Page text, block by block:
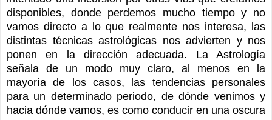
disponibles, donde perdemos mucho tiempo y no
vamos directo a lo que realmente nos interesa, las
distintas técnicas astrológicas nos advierten y nos
ponen en la dirección adecuada. La Astrología
señala de un modo muy claro, al menos en la
mayoría de los casos, las tendencias personales
para un determinado periodo, de dónde venimos y
hacia dónde vamos, es como conducir en una oscura